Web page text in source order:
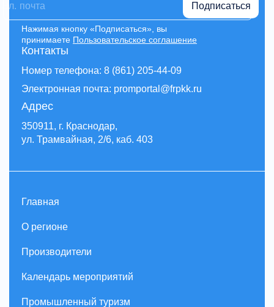
Контакты
Номер телефона: 8 (861) 205-44-09
Электронная почта: promportal@frpkk.ru
Адрес
350911, г. Краснодар,
ул. Трамвайная, 2/6, каб. 403
Подписаться
Нажимая кнопку «Подписаться», вы
принимаете Пользовательское соглашение
Главная
О регионе
Производители
Календарь мероприятий
Промышленный туризм